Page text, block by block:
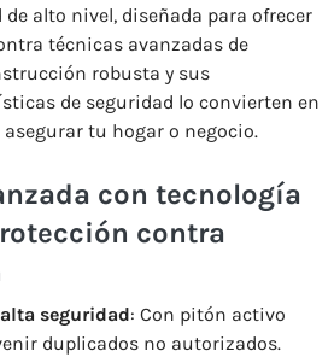
alto nivel, diseñada para ofrecer
técnicas avanzadas de
robusta y sus
de seguridad lo convierten en
tu hogar o negocio.
con tecnología
contra
seguridad: Con pitón activo
duplicados no autorizados.